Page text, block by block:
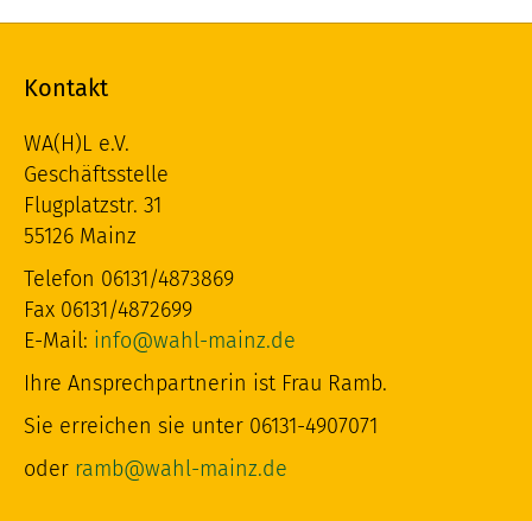
Kontakt
WA(H)L e.V.
Geschäftsstelle
Flugplatzstr. 31
55126 Mainz
Telefon 06131/4873869
Fax 06131/4872699
E-Mail: info@wahl-mainz.de
Ihre Ansprechpartnerin ist Frau Ramb.
Sie erreichen sie unter 06131-4907071
oder ramb@wahl-mainz.de